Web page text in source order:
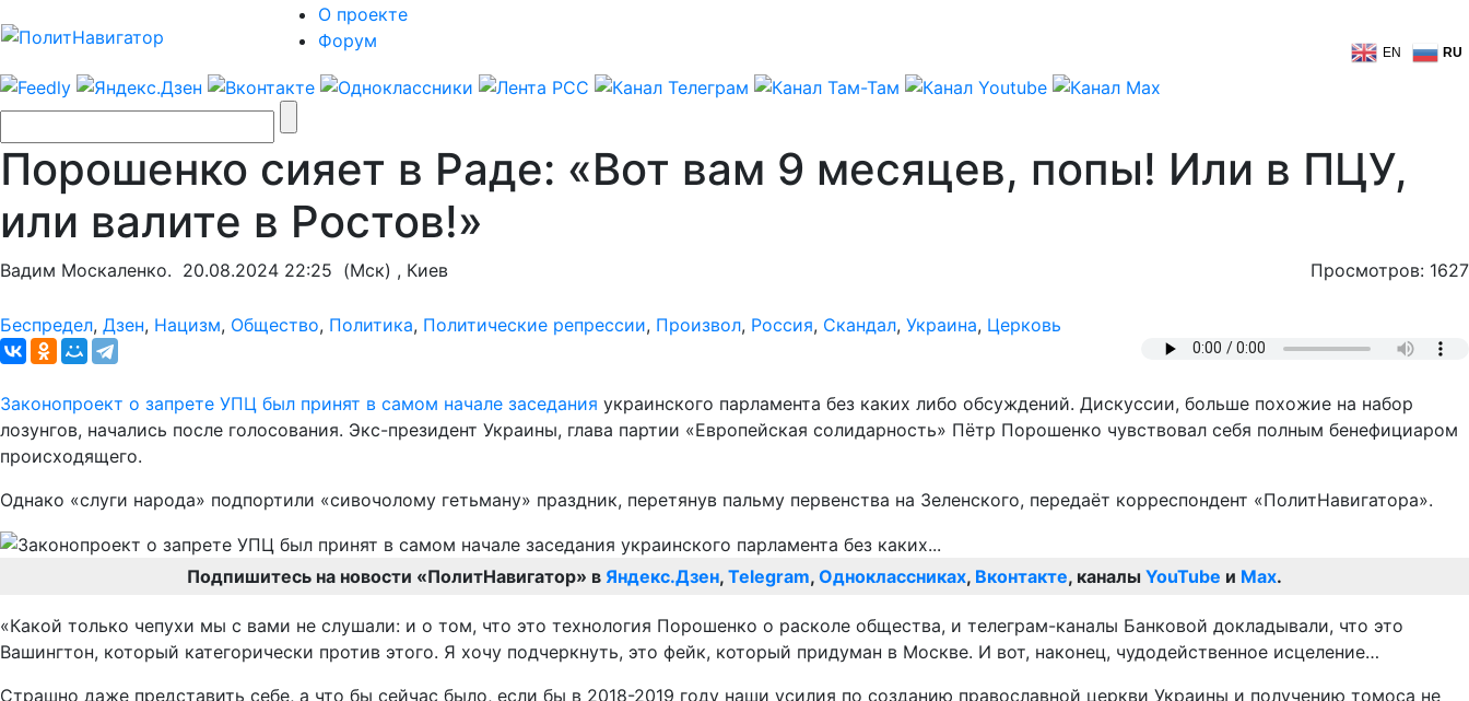
О проекте
Форум
EN RU
Порошенко сияет в Раде: «Вот вам 9 месяцев, попы! Или в ПЦУ,
или валите в Ростов!»
Вадим Москаленко. 20.08.2024 22:25 (Мск) , Киев Просмотров: 1627
Беспредел, Дзен, Нацизм, Общество, Политика, Политические репрессии, Произвол, Россия, Скандал, Украина, Церковь
Законопроект о запрете УПЦ был принят в самом начале заседания украинского парламента без каких либо обсуждений. Дискуссии, больше похожие на набор
лозунгов, начались после голосования. Экс-президент Украины, глава партии «Европейская солидарность» Пётр Порошенко чувствовал себя полным бенефициаром
происходящего.
Однако «слуги народа» подпортили «сивочолому гетьману» праздник, перетянув пальму первенства на Зеленского, передаёт корреспондент «ПолитНавигатора».
Подпишитесь на новости «ПолитНавигатор» в Яндекс.Дзен, Telegram, Одноклассниках, Вконтакте, каналы YouTube и Max.
«Какой только чепухи мы с вами не слушали: и о том, что это технология Порошенко о расколе общества, и телеграм-каналы Банковой докладывали, что это
Вашингтон, который категорически против этого. Я хочу подчеркнуть, это фейк, который придуман в Москве. И вот, наконец, чудодейственное исцеление…
Страшно даже представить себе, а что бы сейчас было, если бы в 2018-2019 году наши усилия по созданию православной церкви Украины и получению томоса не